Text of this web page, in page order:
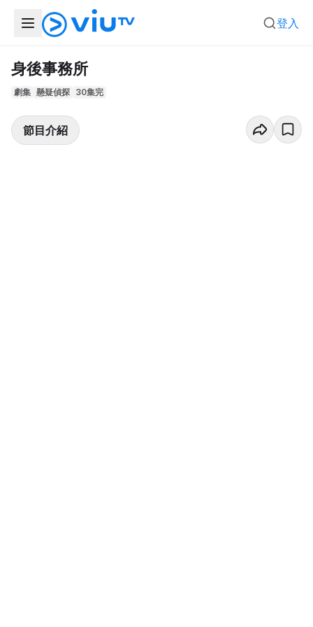
登入
身後事務所
劇集 懸疑偵探 30集完
節目介紹